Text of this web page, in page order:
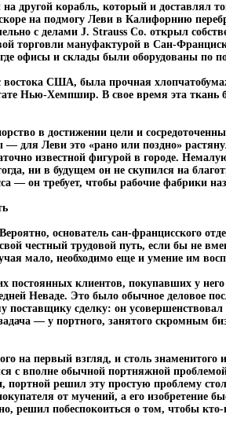
на другой корабль, который и доставлял
на подмогу Леви в Калифорнию
с делами J. Strauss Co. открыл
торговли мануфактурой в Сан-
офисы и склады были оборудованы по
США, была прочная
Нью-Хемпшир. В свое время эта ткань
в достижении цели и
для Леви это «рано или поздно»
известной фигурой в городе.
ни в будущем он не скупился на
— он требует, чтобы рабочие фабрики
основатель сан-францисского
честный трудовой путь, если бы не
мало, необходимо еще и умение им
постоянных клиентов, покупавших у
Неваде. Это было обычное деловое
поставщику сделку: он
— у портного, занятого скромным
на первый взгляд, и столь знаменитого
с вполне обычной портняжной
решил эту простую проблему
от мучений, а его изобретение
решил побеспокоиться о том, чтобы кто-